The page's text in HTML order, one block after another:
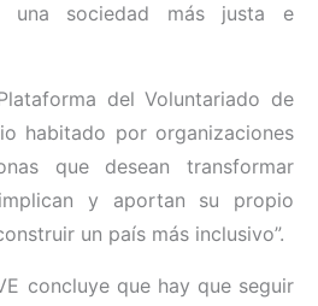
una sociedad más justa e
del Voluntariado de
habitado por organizaciones
que desean transformar
y aportan su propio
un país más inclusivo”.
concluye que hay que seguir